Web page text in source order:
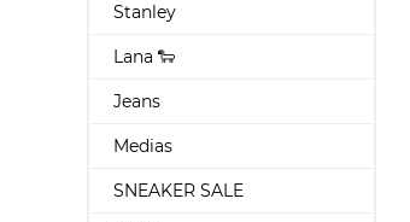
Stanley
Lana 🐑
Jeans
Medias
SNEAKER SALE